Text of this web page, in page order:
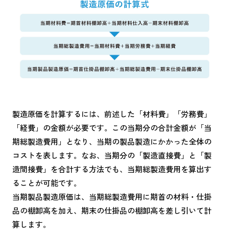
製造原価を計算するには、前述した「材料費」「労務費」
「経費」の金額が必要です。この当期分の合計金額が「当
期総製造費用」となり、当期の製品製造にかかった全体の
コストを表します。なお、当期分の「製造直接費」と「製
造間接費」を合計する方法でも、当期総製造費用を算出す
ることが可能です。
当期製品製造原価は、当期総製造費用に期首の材料・仕掛
品の棚卸高を加え、期末の仕掛品の棚卸高を差し引いて計
算します。